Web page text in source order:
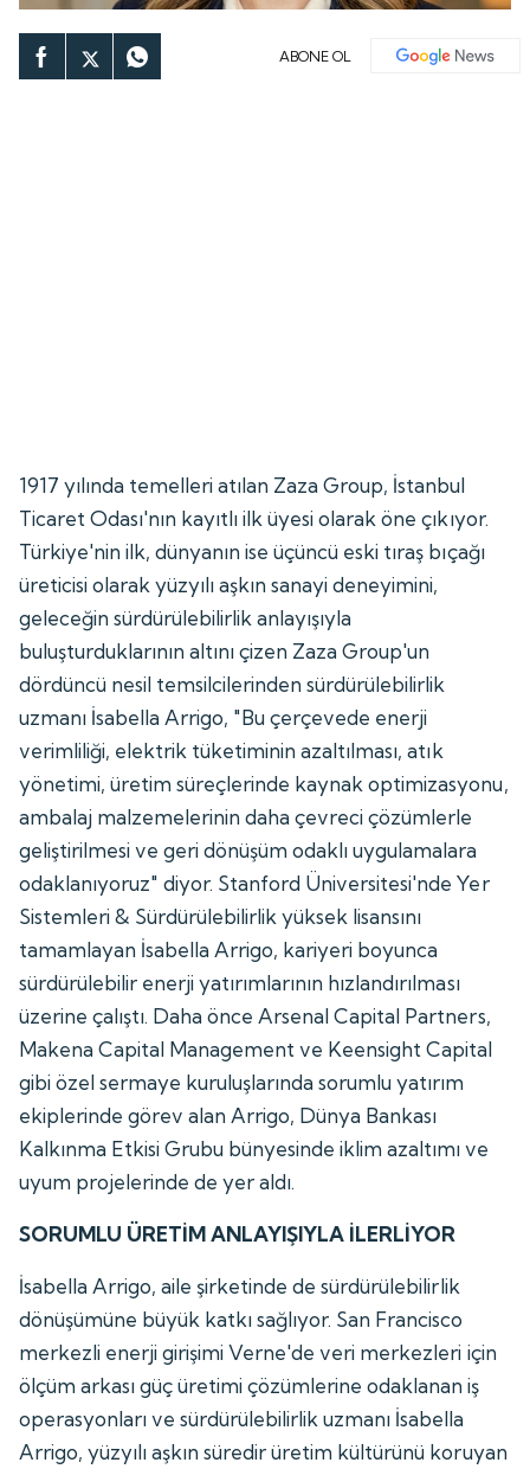
ABONE OL
1917 yılında temelleri atılan Zaza Group, İstanbul
Ticaret Odası'nın kayıtlı ilk üyesi olarak öne çıkıyor.
Türkiye'nin ilk, dünyanın ise üçüncü eski tıraş bıçağı
üreticisi olarak yüzyılı aşkın sanayi deneyimini,
geleceğin sürdürülebilirlik anlayışıyla
buluşturduklarının altını çizen Zaza Group'un
dördüncü nesil temsilcilerinden sürdürülebilirlik
uzmanı İsabella Arrigo, "Bu çerçevede enerji
verimliliği, elektrik tüketiminin azaltılması, atık
yönetimi, üretim süreçlerinde kaynak optimizasyonu,
ambalaj malzemelerinin daha çevreci çözümlerle
geliştirilmesi ve geri dönüşüm odaklı uygulamalara
odaklanıyoruz" diyor. Stanford Üniversitesi'nde Yer
Sistemleri & Sürdürülebilirlik yüksek lisansını
tamamlayan İsabella Arrigo, kariyeri boyunca
sürdürülebilir enerji yatırımlarının hızlandırılması
üzerine çalıştı. Daha önce Arsenal Capital Partners,
Makena Capital Management ve Keensight Capital
gibi özel sermaye kuruluşlarında sorumlu yatırım
ekiplerinde görev alan Arrigo, Dünya Bankası
Kalkınma Etkisi Grubu bünyesinde iklim azaltımı ve
uyum projelerinde de yer aldı.
SORUMLU ÜRETİM ANLAYIŞIYLA İLERLİYOR
İsabella Arrigo, aile şirketinde de sürdürülebilirlik
dönüşümüne büyük katkı sağlıyor. San Francisco
merkezli enerji girişimi Verne'de veri merkezleri için
ölçüm arkası güç üretimi çözümlerine odaklanan iş
operasyonları ve sürdürülebilirlik uzmanı İsabella
Arrigo, yüzyılı aşkın süredir üretim kültürünü koruyan